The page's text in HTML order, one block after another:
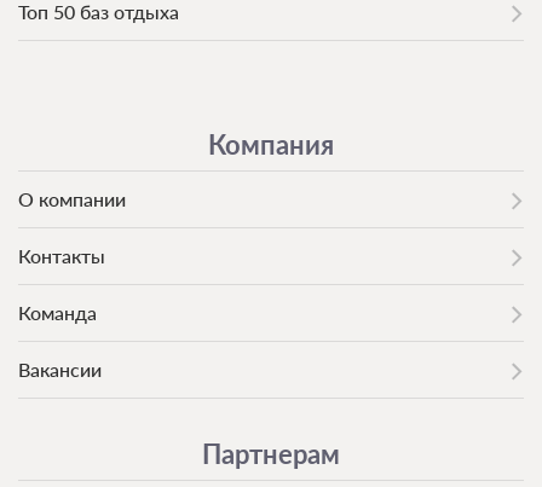
Топ 50 баз отдыха
Компания
О компании
Контакты
Команда
Вакансии
Партнерам